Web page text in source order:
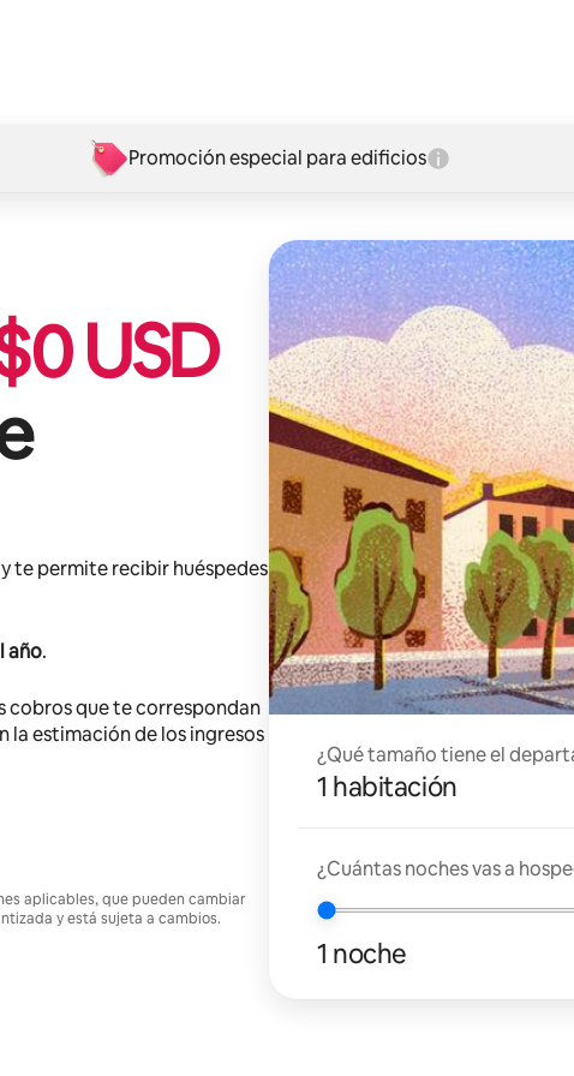
Promoción especial para edificios
0USD
y te permite recibir huéspedes
año.
cobros que te correspondan
la estimación de los ingresos
aplicables, que pueden cambiar
y está sujeta a cambios.
¿Qué tamaño tiene el
1 habitación
¿Cuántas noches vas a
1 noche